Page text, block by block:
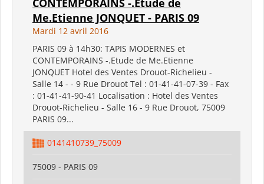
CONTEMPORAINS -.Etude de
Me.Etienne JONQUET - PARIS 09
Mardi 12 avril 2016
PARIS 09 à 14h30: TAPIS MODERNES et
CONTEMPORAINS -.Etude de Me.Etienne
JONQUET Hotel des Ventes Drouot-Richelieu -
Salle 14 - - 9 Rue Drouot Tel : 01-41-41-07-39 - Fax
: 01-41-41-90-41 Localisation : Hotel des Ventes
Drouot-Richelieu - Salle 16 - 9 Rue Drouot, 75009
PARIS 09...
0141410739_75009
75009 - PARIS 09